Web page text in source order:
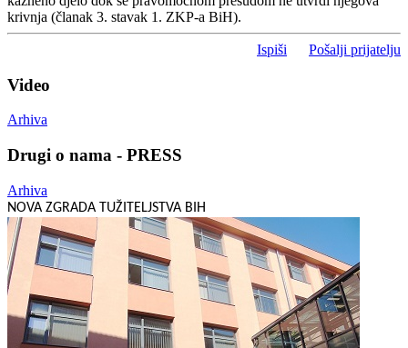
krivnja (članak 3. stavak 1. ZKP-a BiH).
Ispiši Pošalji prijatelju
Video
Arhiva
Drugi o nama - PRESS
Arhiva
NOVA ZGRADA TUŽITELJSTVA BIH